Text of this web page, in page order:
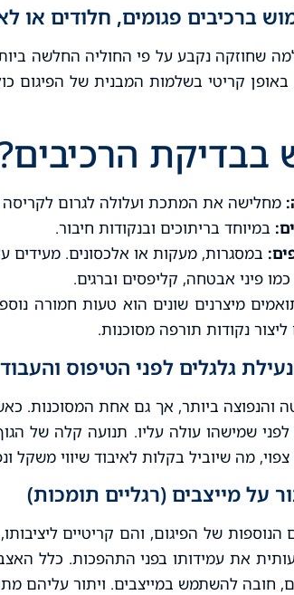
שחוזקה נקבע על פי החוליה החלשה
באופן קריטי בשלמות המבנית של הפיגום
מחלישה את המתכת ועלולה לגרום
במיוחד בריתוכים ובנקודות חיבור.
במסגרות, מעקות או אלכסונים. מעידים
כמו פיני אבטחה, קליפסים וברגים.
מיצרנים שונים הוא טעות חמורה
נקודות תורפה מסוכנות.
והנפוצה ביותר, אך גם אחת המסוכנות.
שמישהו עולה עליו. תנועה קלה של
צפוי, מה שיוביל בקלות לאיבוד שיווי משקל
הנוספות של הפיגום, והם קריטיים
חובה להשתמש במייצבים. ויתור עליהם